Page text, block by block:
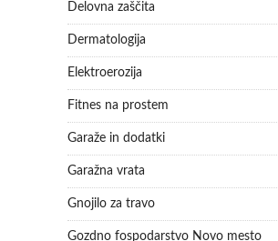
Delovna zaščita
Dermatologija
Elektroerozija
Fitnes na prostem
Garaže in dodatki
Garažna vrata
Gnojilo za travo
Gozdno fospodarstvo Novo mesto